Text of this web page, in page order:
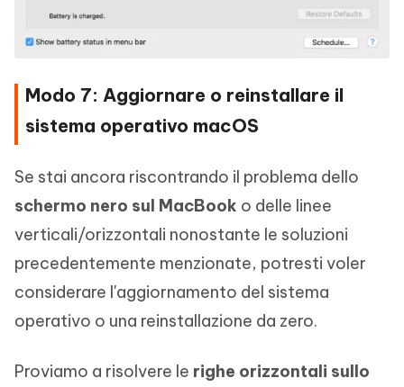
Modo 7: Aggiornare o reinstallare il
sistema operativo macOS
Se stai ancora riscontrando il problema dello
schermo nero sul MacBook o delle linee
verticali/orizzontali nonostante le soluzioni
precedentemente menzionate, potresti voler
considerare l'aggiornamento del sistema
operativo o una reinstallazione da zero.
Proviamo a risolvere le righe orizzontali sullo